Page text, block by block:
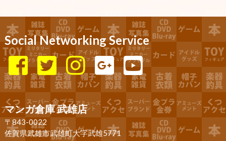
Social Networking Service
マンガ倉庫 武雄店
〒843-0022
佐賀県武雄市武雄町大字武雄5771